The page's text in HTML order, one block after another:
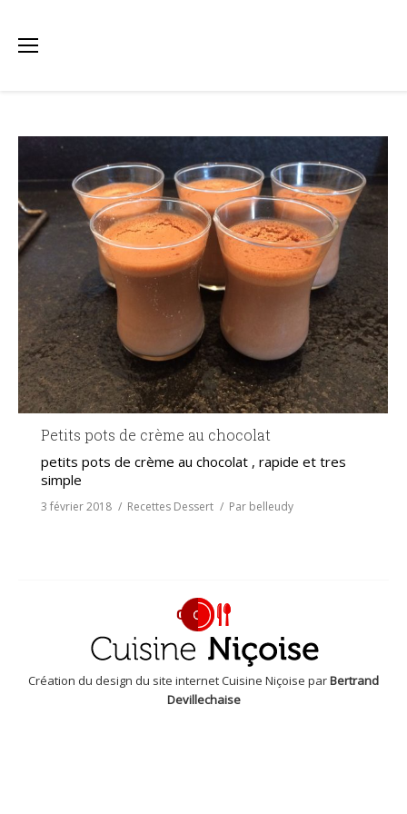
Petits pots de crème au chocolat
petits pots de crème au chocolat , rapide et tres
simple
3 février 2018 Recettes Dessert Par belleudy
Création du design du site internet Cuisine Niçoise parBertrand
Devillechaise